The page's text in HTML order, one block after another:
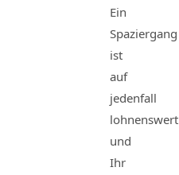
Ein
Spaziergang
ist
auf
jedenfall
lohnenswert
und
Ihr